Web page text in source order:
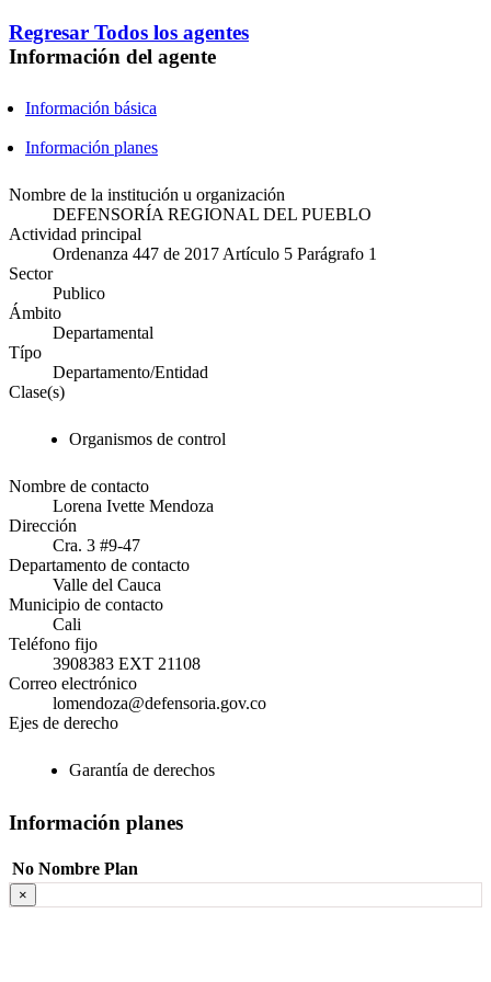
Regresar Todos los agentes
Información del agente
Información básica
Información planes
Nombre de la institución u organización
DEFENSORÍA REGIONAL DEL PUEBLO
Actividad principal
Ordenanza 447 de 2017 Artículo 5 Parágrafo 1
Sector
Publico
Ámbito
Departamental
Típo
Departamento/Entidad
Clase(s)
Organismos de control
Nombre de contacto
Lorena Ivette Mendoza
Dirección
Cra. 3 #9-47
Departamento de contacto
Valle del Cauca
Municipio de contacto
Cali
Teléfono fijo
3908383 EXT 21108
Correo electrónico
lomendoza@defensoria.gov.co
Ejes de derecho
Garantía de derechos
Información planes
No Nombre Plan
×